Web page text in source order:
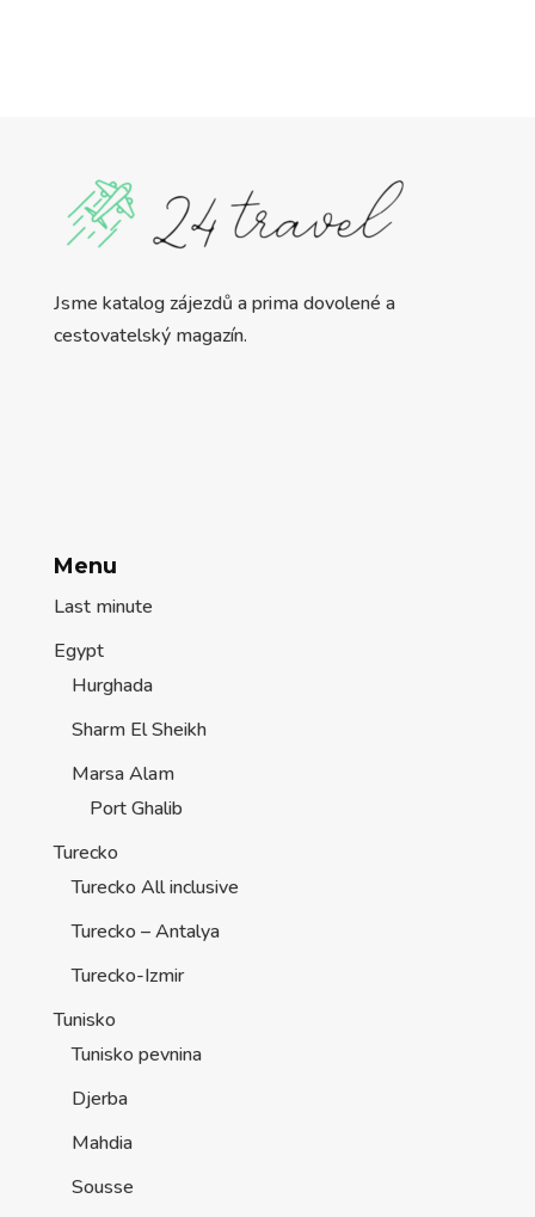
Jsme katalog zájezdů a prima dovolené a
cestovatelský magazín.
Menu
Last minute
Egypt
Hurghada
Sharm El Sheikh
Marsa Alam
Port Ghalib
Turecko
Turecko All inclusive
Turecko – Antalya
Turecko-Izmir
Tunisko
Tunisko pevnina
Djerba
Mahdia
Sousse